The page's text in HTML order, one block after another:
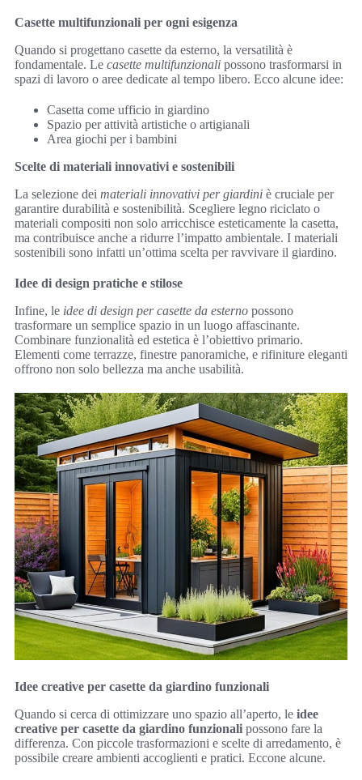
Casette multifunzionali per ogni esigenza
Quando si progettano casette da esterno, la versatilità è
fondamentale. Le casette multifunzionali possono trasformarsi in
spazi di lavoro o aree dedicate al tempo libero. Ecco alcune idee:
Casetta come ufficio in giardino
Spazio per attività artistiche o artigianali
Area giochi per i bambini
Scelte di materiali innovativi e sostenibili
La selezione dei materiali innovativi per giardini è cruciale per
garantire durabilità e sostenibilità. Scegliere legno riciclato o
materiali compositi non solo arricchisce esteticamente la casetta,
ma contribuisce anche a ridurre l’impatto ambientale. I materiali
sostenibili sono infatti un’ottima scelta per ravvivare il giardino.
Idee di design pratiche e stilose
Infine, le idee di design per casette da esterno possono
trasformare un semplice spazio in un luogo affascinante.
Combinare funzionalità ed estetica è l’obiettivo primario.
Elementi come terrazze, finestre panoramiche, e rifiniture eleganti
offrono non solo bellezza ma anche usabilità.
Idee creative per casette da giardino funzionali
Quando si cerca di ottimizzare uno spazio all’aperto, le idee
creative per casette da giardino funzionali possono fare la
differenza. Con piccole trasformazioni e scelte di arredamento, è
possibile creare ambienti accoglienti e pratici. Eccone alcune.